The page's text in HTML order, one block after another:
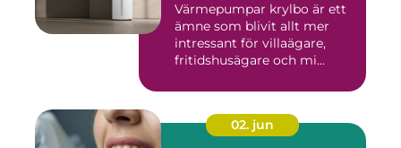
Värmepumpar krylbo är ett
ämne som blivit allt mer
intressant för villaägare,
fritidshusägare och mi...
02. jun